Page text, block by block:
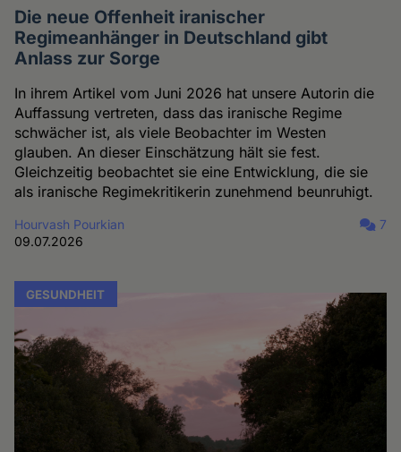
Die neue Offenheit iranischer
Regimeanhänger in Deutschland gibt
Anlass zur Sorge
In ihrem Artikel vom Juni 2026 hat unsere Autorin die
Auffassung vertreten, dass das iranische Regime
schwächer ist, als viele Beobachter im Westen
glauben. An dieser Einschätzung hält sie fest.
Gleichzeitig beobachtet sie eine Entwicklung, die sie
als iranische Regimekritikerin zunehmend beunruhigt.
Hourvash Pourkian
09.07.2026
7
GESUNDHEIT